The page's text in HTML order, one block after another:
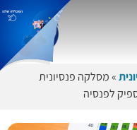
»מסלקה פנסיונית
לפנסיה